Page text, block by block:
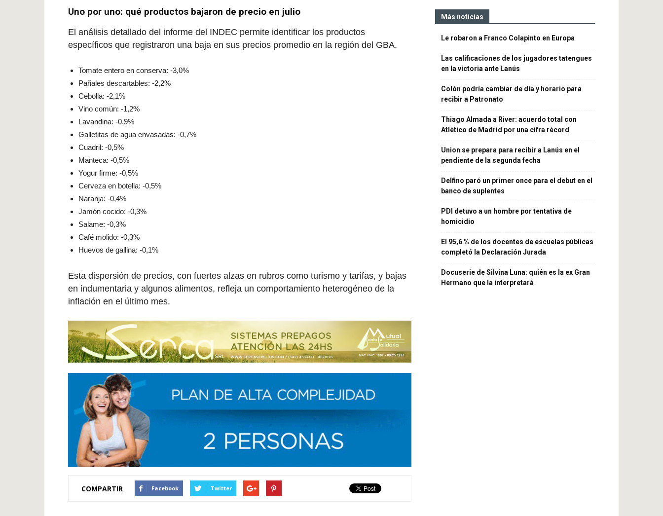
Uno por uno: qué productos bajaron de precio en julio
El análisis detallado del informe del INDEC permite identificar los productos
específicos que registraron una baja en sus precios promedio en la región del GBA.
Tomate entero en conserva: -3,0%
Pañales descartables: -2,2%
Cebolla: -2,1%
Vino común: -1,2%
Lavandina: -0,9%
Galletitas de agua envasadas: -0,7%
Cuadril: -0,5%
Manteca: -0,5%
Yogur firme: -0,5%
Cerveza en botella: -0,5%
Naranja: -0,4%
Jamón cocido: -0,3%
Salame: -0,3%
Café molido: -0,3%
Huevos de gallina: -0,1%
Esta dispersión de precios, con fuertes alzas en rubros como turismo y tarifas, y bajas
en indumentaria y algunos alimentos, refleja un comportamiento heterogéneo de la
inflación en el último mes.
COMPARTIR Facebook Twitter
Más noticias
Le robaron a Franco Colapinto en Europa
Las calificaciones de los jugadores tatengues
en la victoria ante Lanús
Colón podría cambiar de día y horario para
recibir a Patronato
Thiago Almada a River: acuerdo total con
Atlético de Madrid por una cifra récord
Union se prepara para recibir a Lanús en el
pendiente de la segunda fecha
Delfino paró un primer once para el debut en el
banco de suplentes
PDI detuvo a un hombre por tentativa de
homicidio
El 95,6 % de los docentes de escuelas públicas
completó la Declaración Jurada
Docuserie de Silvina Luna: quién es la ex Gran
Hermano que la interpretará